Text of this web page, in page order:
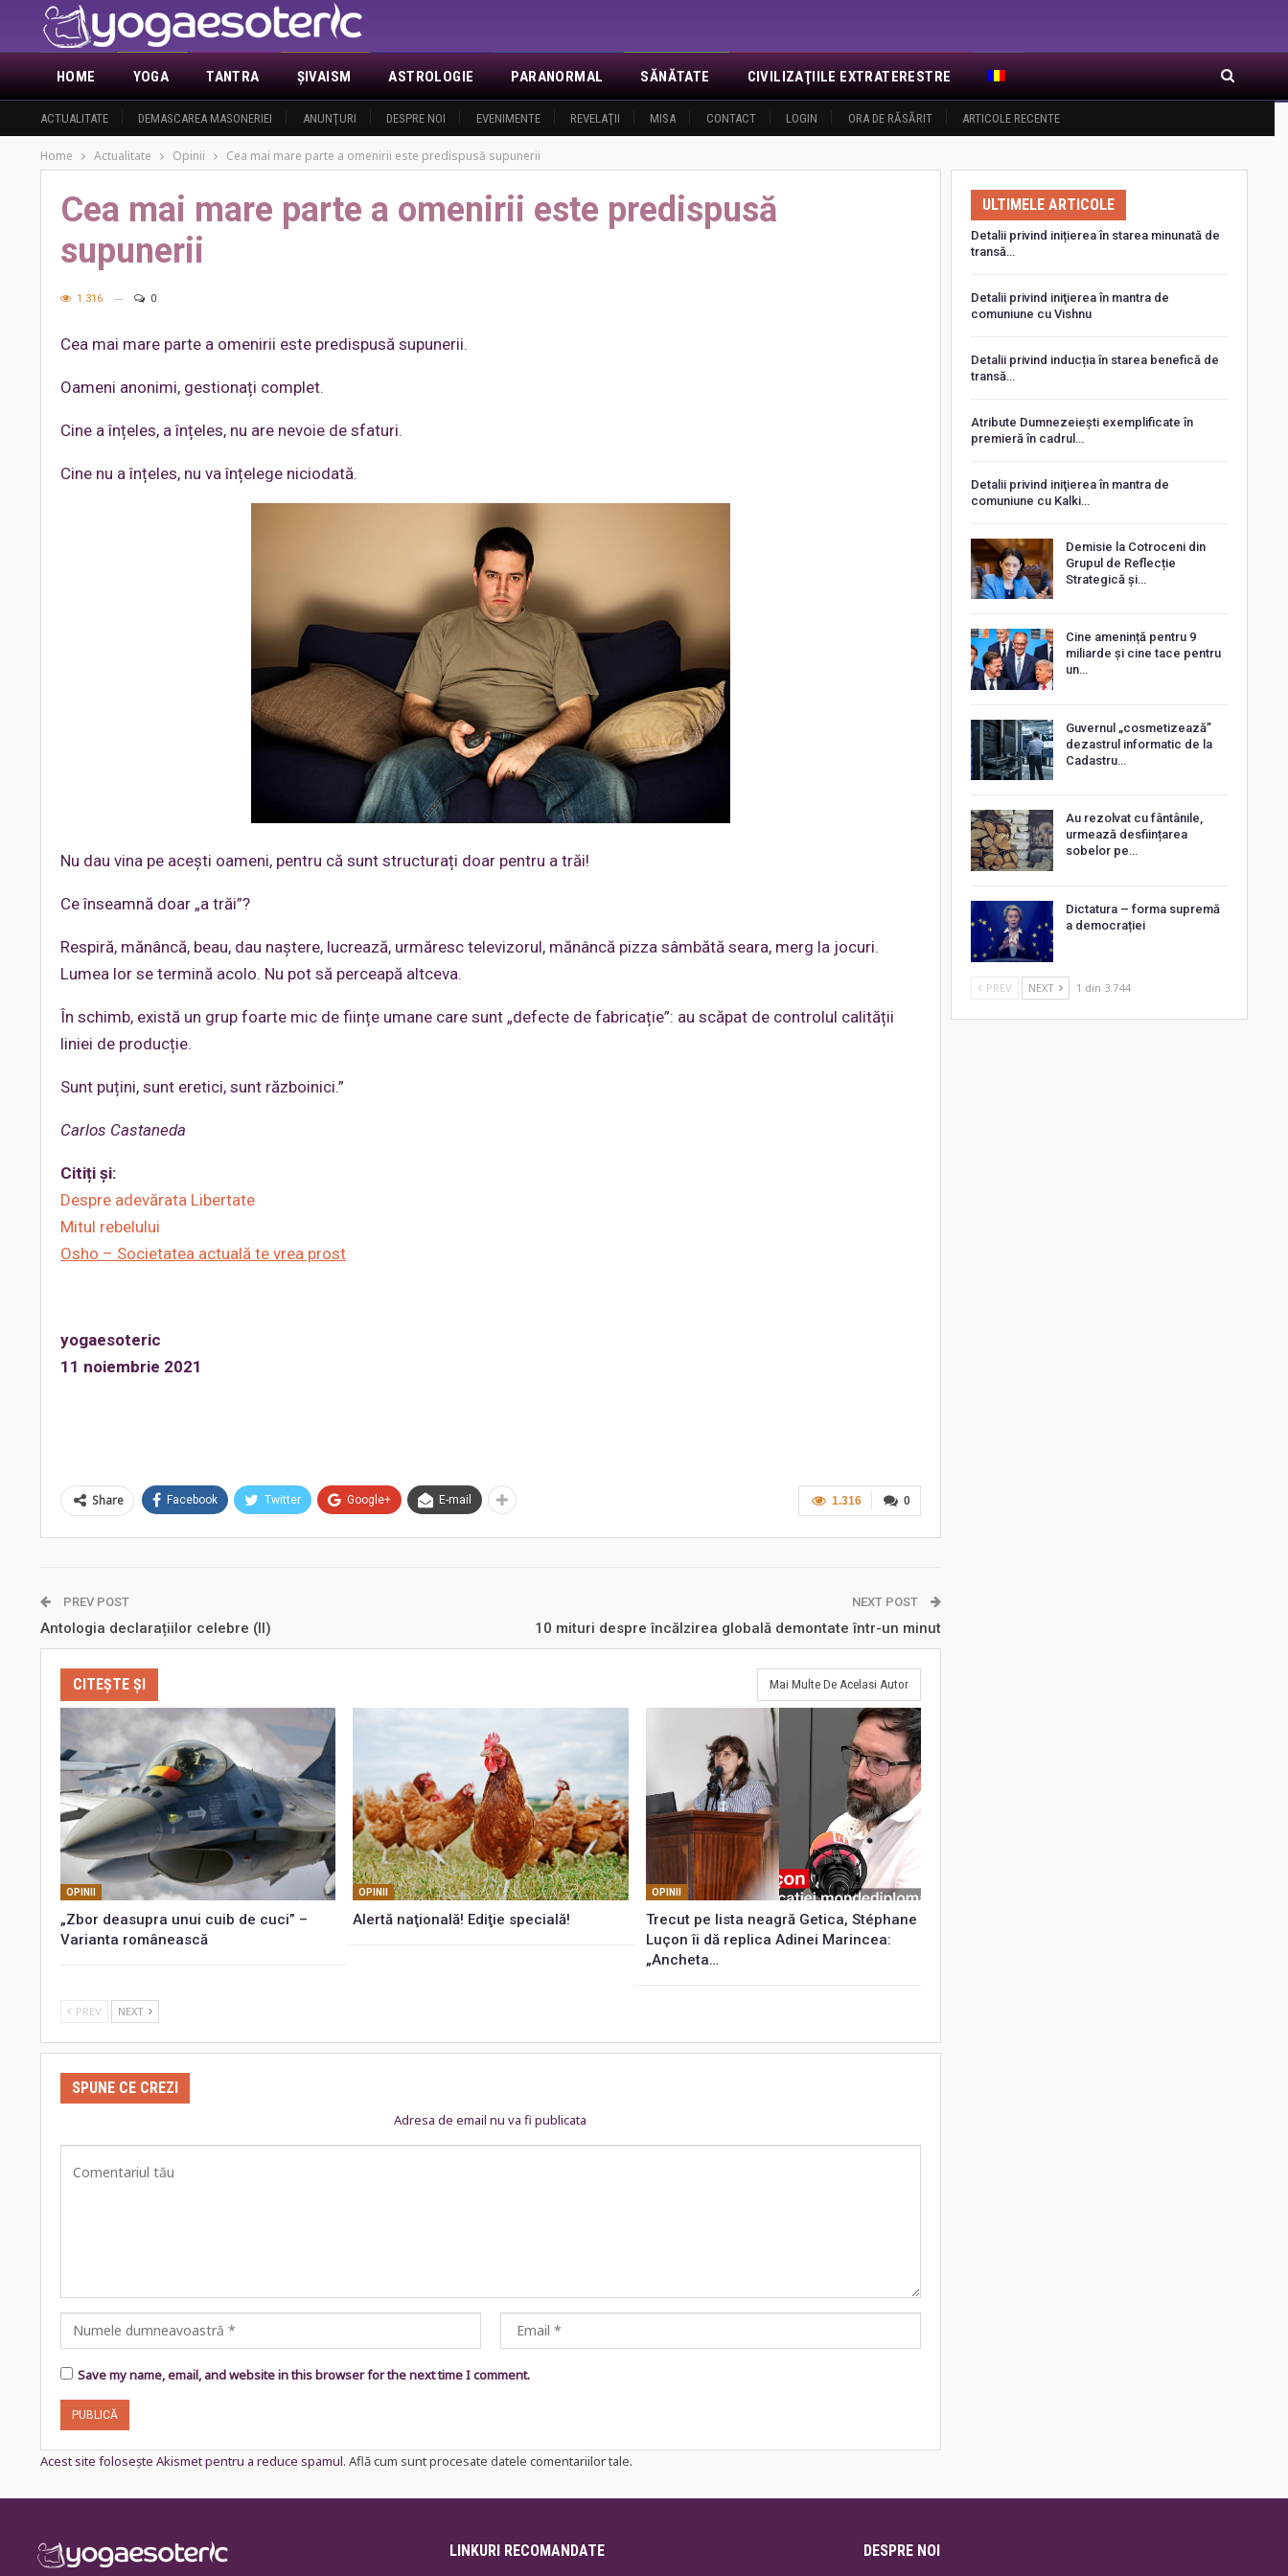
HOME
ACTUALITATE DEMASCAREA MASONERIEI ANUNŢURI DESPRE NOI EVENIMENTE REVELAŢII MISA CONTACT LOGIN ORA DE RĂSĂRIT ARTICOLE RECENTE
YOGA TANTRA ŞIVAISM ASTROLOGIE PARANORMAL SĂNĂTATE CIVILIZAŢIILE EXTRATERESTRE
Home Actualitate Opinii Cea mai mare parte a omenirii este predispusă supunerii
Cea mai mare parte a omenirii este predispusă
supunerii
1.316 0
Cea mai mare parte a omenirii este predispusă supunerii.
Oameni anonimi, gestionați complet.
Cine a înțeles, a înțeles, nu are nevoie de sfaturi.
Cine nu a înțeles, nu va înțelege niciodată.
Nu dau vina pe acești oameni, pentru că sunt structurați doar pentru a trăi!
Ce înseamnă doar „a trăi”?
Respiră, mănâncă, beau, dau naștere, lucrează, urmăresc televizorul, mănâncă pizza sâmbătă seara, merg la jocuri.
Lumea lor se termină acolo. Nu pot să perceapă altceva.
În schimb, există un grup foarte mic de ființe umane care sunt „defecte de fabricație”: au scăpat de controlul calității
liniei de producție.
Sunt puțini, sunt eretici, sunt războinici.”
Carlos Castaneda
Citiți și:
Despre adevărata Libertate
Mitul rebelului
Osho – Societatea actuală te vrea prost
yogaesoteric
11 noiembrie 2021
0
1.316
Share Facebook Twitter Google+ E-mail
PREV POST
Antologia declarațiilor celebre (II)
NEXT POST
10 mituri despre încălzirea globală demontate într-un minut
CITEȘTE ȘI Mai Multe De Acelasi Autor
OPINII
„Zbor deasupra unui cuib de cuci” –
Varianta românească
OPINII
Alertă naţională! Ediţie specială!
OPINII
Trecut pe lista neagră Getica, Stéphane
Luçon îi dă replica Adinei Marincea:
„Ancheta…
PREV NEXT
SPUNE CE CREZI
Adresa de email nu va fi publicata
Save my name, email, and website in this browser for the next time I comment.
Acest site folosește Akismet pentru a reduce spamul. Află cum sunt procesate datele comentariilor tale.
ULTIMELE ARTICOLE
Detalii privind inițierea în starea minunată de
transă…
Detalii privind iniţierea în mantra de
comuniune cu Vishnu
Detalii privind inducția în starea benefică de
transă…
Atribute Dumnezeiești exemplificate în
premieră în cadrul…
Detalii privind iniţierea în mantra de
comuniune cu Kalki…
Demisie la Cotroceni din
Grupul de Reflecție
Strategică și…
Cine amenință pentru 9
miliarde și cine tace pentru
un…
Guvernul „cosmetizează”
dezastrul informatic de la
Cadastru…
Au rezolvat cu fântânile,
urmează desființarea
sobelor pe…
Dictatura – forma supremă
a democrației
PREV NEXT 1 din 3.744
LINKURI RECOMANDATE DESPRE NOI